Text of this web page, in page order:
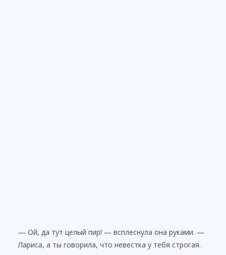
— Ой, да тут целый пир! — всплеснула она руками. —
Лариса, а ты говорила, что невестка у тебя строгая.